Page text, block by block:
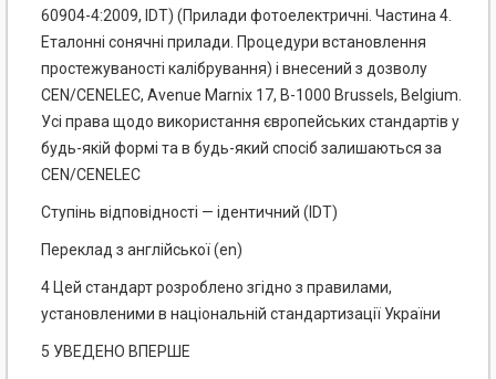
60904-4:2009, IDT) (Прилади фотоелектричні. Частина 4.
Еталонні сонячні прилади. Процедури встановлення
простежуваності калібрування) і внесений з дозволу
CEN/CENELEC, Avenue Marnix 17, В-1000 Brussels, Belgium.
Усі права щодо використання європейських стандартів у
будь-якій формі та в будь-який спосіб залишаються за
CEN/CENELEC
Ступінь відповідності — ідентичний (IDT)
Переклад з англійської (еn)
4 Цей стандарт розроблено згідно з правилами,
установленими в національній стандартизації України
5 УВЕДЕНО ВПЕРШЕ